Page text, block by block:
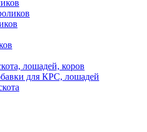
лошадей, коров
для КРС, лошадей